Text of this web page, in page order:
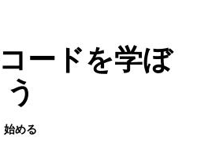
ードを学ぼ
う
始める